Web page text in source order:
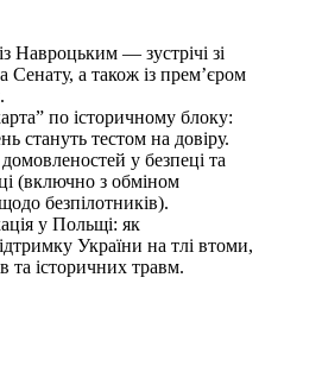
Навроцьким — зустрічі зі
Сенату, а також із прем’єром
по історичному блоку:
стануть тестом на довіру.
у безпеці та
(включно з обміном
безпілотників).
у Польщі: як
України на тлі втоми,
та історичних травм.